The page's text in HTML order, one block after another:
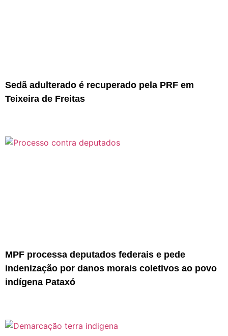
Sedã adulterado é recuperado pela PRF em
Teixeira de Freitas
MPF processa deputados federais e pede
indenização por danos morais coletivos ao povo
indígena Pataxó